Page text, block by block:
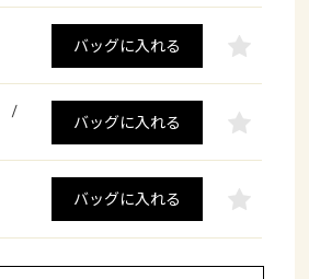
バッグに入れる
/
バッグに入れる
バッグに入れる